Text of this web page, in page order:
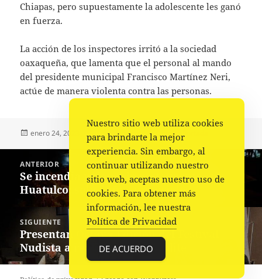
Chiapas, pero supuestamente la adolescente les ganó
en fuerza.
La acción de los inspectores irritó a la sociedad
oaxaqueña, que lamenta que el personal al mando
del presidente municipal Francisco Martínez Neri,
actúe de manera violenta contra las personas.
Publicado
enero 24, 2023 Autor
La redacción Categorías
Ciudad
entradas
ANTERIOR
Entrada
anterior:
Se incendia palapa de restaurante en
Huatulco; solo daños materiales
SIGUIENTE
Siguiente
entrada:
Presentan Octava Edición del Festival
Nudista a realizarse en Zipolite
Nuestro sitio web utiliza cookies
para brindarte la mejor
experiencia. Sin embargo, al
continuar utilizando nuestro
sitio web, aceptas nuestro uso de
cookies. Para obtener más
información, lee nuestra
Política de Privacidad
DE ACUERDO